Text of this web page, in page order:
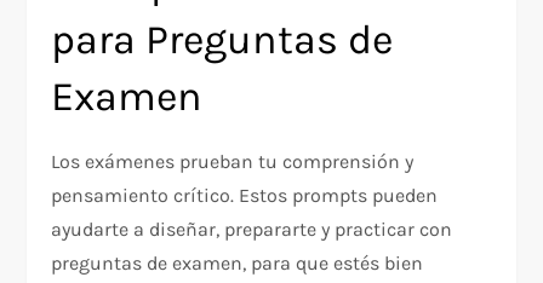
para Preguntas de
Examen
Los exámenes prueban tu comprensión y
pensamiento crítico. Estos prompts pueden
ayudarte a diseñar, prepararte y practicar con
preguntas de examen, para que estés bien